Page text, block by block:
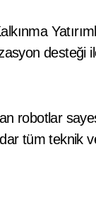
desteği
robotlar
tüm teknik